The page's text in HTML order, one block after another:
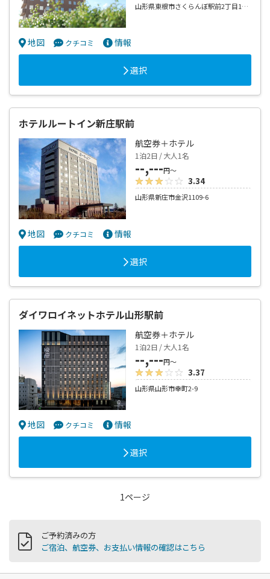
山形県東根市さくらんぼ駅前2丁目1番25号
地図 クチコミ 情報
選択
ホテルルートイン新庄駅前
航空券＋ホテル
1泊2日 / 大人1名
--,---円～
3.34
山形県新庄市金沢1109-6
地図 クチコミ 情報
選択
ダイワロイネットホテル山形駅前
航空券＋ホテル
1泊2日 / 大人1名
--,---円～
3.37
山形県山形市幸町2-9
地図 クチコミ 情報
選択
1ページ
ご予約済みの方
ご宿泊、航空券、お支払い情報の確認はこちら